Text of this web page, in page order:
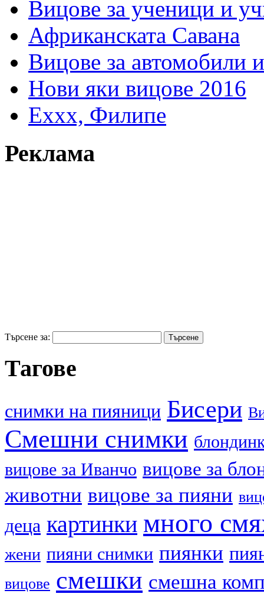
Вицове за ученици и
Африканската Савана
Вицове за автомобили
Нови яки вицове 2016
Еххх, Филипе
Реклама
Търсене за:
Тагове
cнимки на пияници Бисери
Смешни снимки
вицове за Иванчо вицове за
животни вицове за пияни
деца картинки много
жени пияни снимки пиянки
вицове смешки смешна